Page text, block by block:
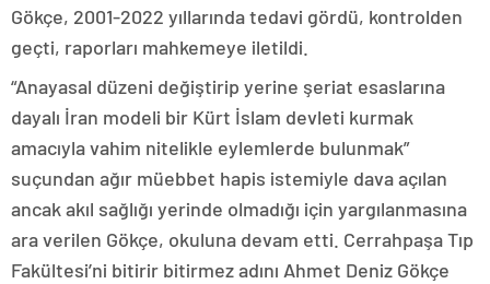
Gökçe, 2001-2022 yıllarında tedavi gördü, kontrolden
geçti, raporları mahkemeye iletildi.
“Anayasal düzeni değiştirip yerine şeriat esaslarına
dayalı İran modeli bir Kürt İslam devleti kurmak
amacıyla vahim nitelikle eylemlerde bulunmak”
suçundan ağır müebbet hapis istemiyle dava açılan
ancak akıl sağlığı yerinde olmadığı için yargılanmasına
ara verilen Gökçe, okuluna devam etti. Cerrahpaşa Tıp
Fakültesi’ni bitirir bitirmez adını Ahmet Deniz Gökçe